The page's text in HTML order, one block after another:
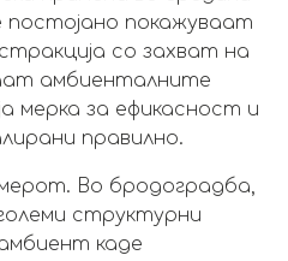
покажуваат
со захват на
амбиенталните
мерка за ефикасност и
правилно.
Во бродоградба,
структурни
каде